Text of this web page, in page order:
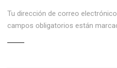
Tu dirección de correo
campos obligatorios están